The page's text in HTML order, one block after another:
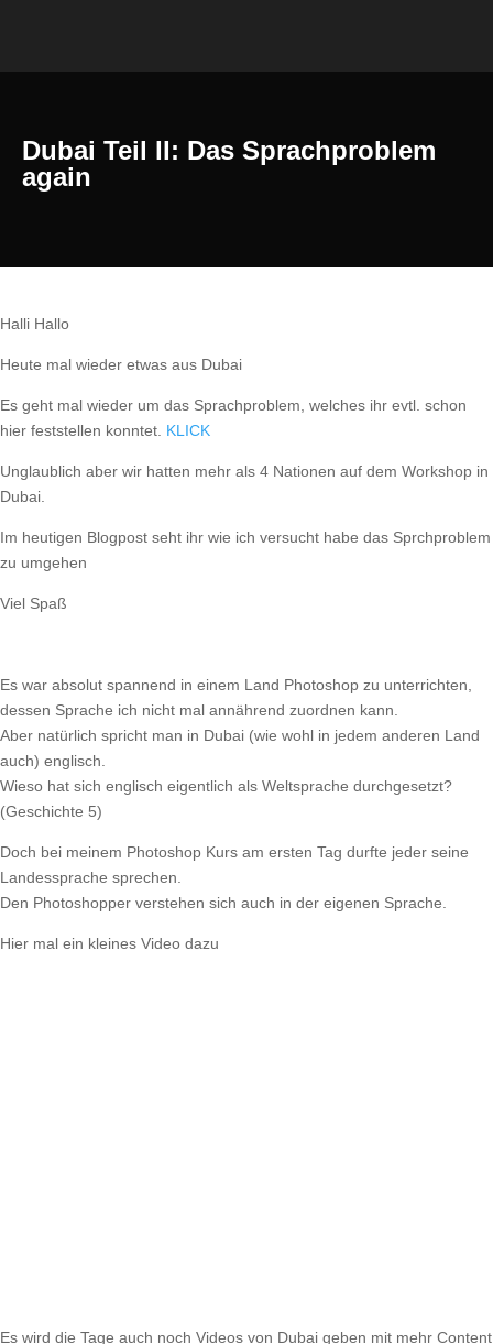
Dubai Teil II: Das Sprachproblem
again
Halli Hallo
Heute mal wieder etwas aus Dubai
Es geht mal wieder um das Sprachproblem, welches ihr evtl. schon
hier feststellen konntet. KLICK
Unglaublich aber wir hatten mehr als 4 Nationen auf dem Workshop in
Dubai.
Im heutigen Blogpost seht ihr wie ich versucht habe das Sprchproblem
zu umgehen
Viel Spaß
Es war absolut spannend in einem Land Photoshop zu unterrichten,
dessen Sprache ich nicht mal annährend zuordnen kann.
Aber natürlich spricht man in Dubai (wie wohl in jedem anderen Land
auch) englisch.
Wieso hat sich englisch eigentlich als Weltsprache durchgesetzt?
(Geschichte 5)
Doch bei meinem Photoshop Kurs am ersten Tag durfte jeder seine
Landessprache sprechen.
Den Photoshopper verstehen sich auch in der eigenen Sprache.
Hier mal ein kleines Video dazu
Es wird die Tage auch noch Videos von Dubai geben mit mehr Content